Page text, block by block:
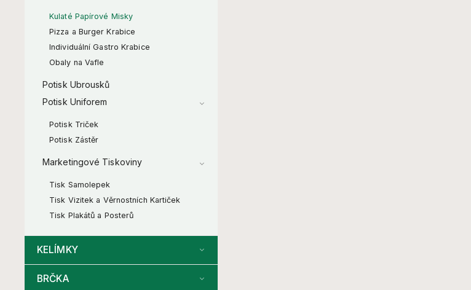
Kulaté Papírové Misky
Pizza a Burger Krabice
Individuální Gastro Krabice
Obaly na Vafle
Potisk Ubrousků
Potisk Uniforem
Potisk Triček
Potisk Zástěr
Marketingové Tiskoviny
Tisk Samolepek
Tisk Vizitek a Věrnostních Kartiček
Tisk Plakátů a Posterů
KELÍMKY
BRČKA